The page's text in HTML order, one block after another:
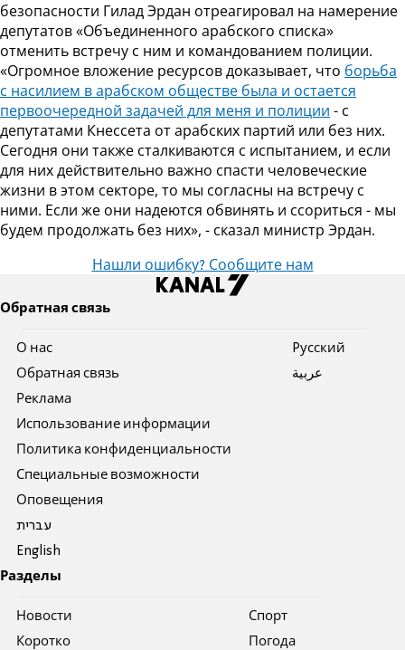
безопасности Гилад Эрдан отреагировал на намерение
депутатов «Объединенного арабского списка»
отменить встречу с ним и командованием полиции.
«Огромное вложение ресурсов доказывает, что борьба
с насилием в арабском обществе была и остается
первоочередной задачей для меня и полиции - с
депутатами Кнессета от арабских партий или без них.
Сегодня они также сталкиваются с испытанием, и если
для них действительно важно спасти человеческие
жизни в этом секторе, то мы согласны на встречу с
ними. Если же они надеются обвинять и ссориться - мы
будем продолжать без них», - сказал министр Эрдан.
Нашли ошибку? Сообщите нам
Обратная связь
О нас
Обратная связь
Реклама
Использование информации
Политика конфиденциальности
Специальные возможности
Оповещения
עברית
English
Pусский
عربية
Разделы
Новости
Коротко
Спорт
Погода